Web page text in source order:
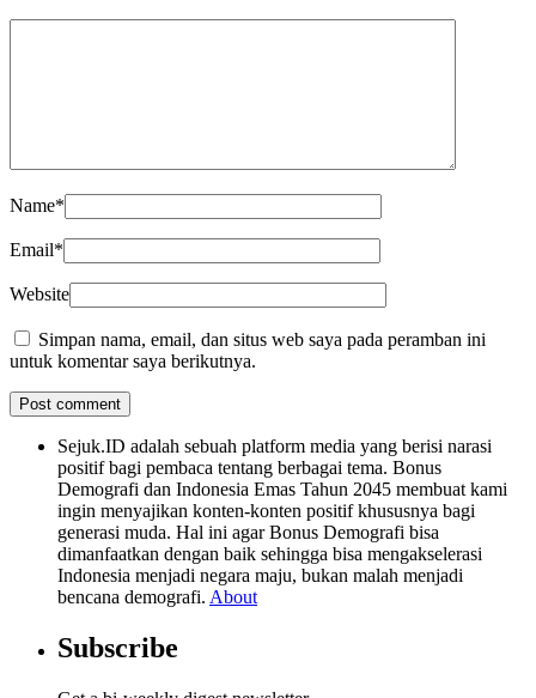
Name*
Email*
Website
Simpan nama, email, dan situs web saya pada peramban ini
untuk komentar saya berikutnya.
Sejuk.ID adalah sebuah platform media yang berisi narasi
positif bagi pembaca tentang berbagai tema. Bonus
Demografi dan Indonesia Emas Tahun 2045 membuat kami
ingin menyajikan konten-konten positif khususnya bagi
generasi muda. Hal ini agar Bonus Demografi bisa
dimanfaatkan dengan baik sehingga bisa mengakselerasi
Indonesia menjadi negara maju, bukan malah menjadi
bencana demografi. About
Subscribe